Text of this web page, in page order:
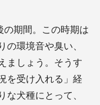
の期間。この時期は
環境音や臭い、
ましょう。そうす
を受け入れる」経
犬種にとって、